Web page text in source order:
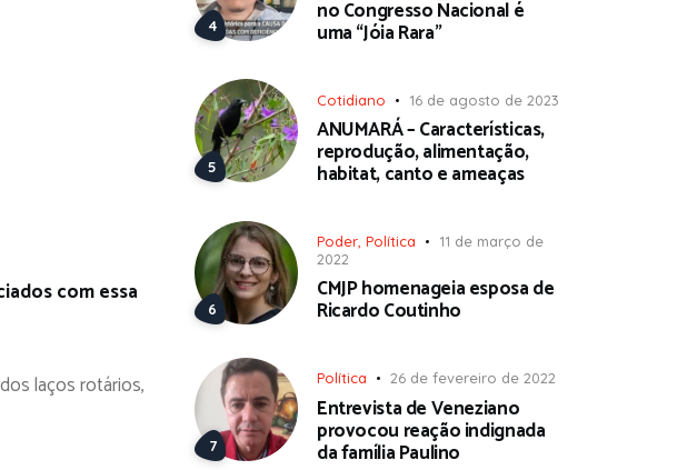
com essa
laços rotários,
no Congresso Nacional é
uma “Jóia Rara”
Cotidiano 16 de agosto de 2023
ANUMARÁ – Características,
reprodução, alimentação,
habitat, canto e ameaças
Poder Política
11 de março de
2022
CMJP homenageia esposa de
Ricardo Coutinho
Política 26 de fevereiro de 2022
Entrevista de Veneziano
provocou reação indignada
da família Paulino